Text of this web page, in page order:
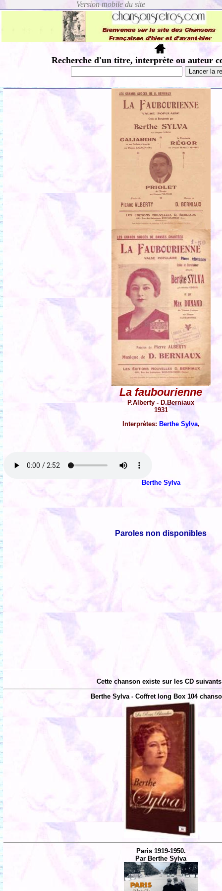
Recherche d'un titre, interprète ou auteur
La faubourienne
P.Alberty - D.Berniaux
1931
Interprètes: Berthe Sylva,
Berthe Sylva
Paroles non disponibles
Cette chanson existe sur les CD
Berthe Sylva - Coffret long Box 104
Paris 1919-1950.
Par Berthe Sylva